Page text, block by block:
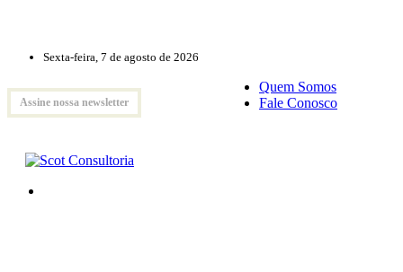
Sexta-feira, 7 de agosto de 2026
Assine nossa newsletter
Quem Somos
Fale Conosco